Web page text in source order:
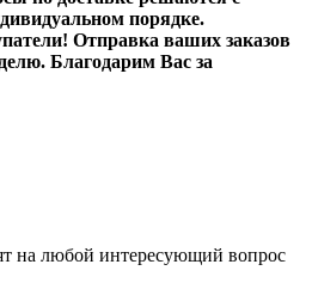
порядке.
Отправка ваших заказов
Благодарим Вас за
на любой интересующий вопрос